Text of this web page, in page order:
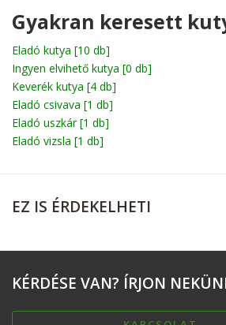
Beagle
Billy
Boerboel
Bolognese
Briard
Broholmer
Chihuahua
Chow-Chow
Gyakran keresett
Eladó kutya [10 db]
Ingyen elvihető kutya [0 db]
Keverék kutya [4 db]
Eladó csivava [1 db]
Eladó uszkár[1 db]
Eladó vizsla [1 db]
EZ IS ÉRDEKELHETI
KÉRDÉSE VAN? ÍRJON